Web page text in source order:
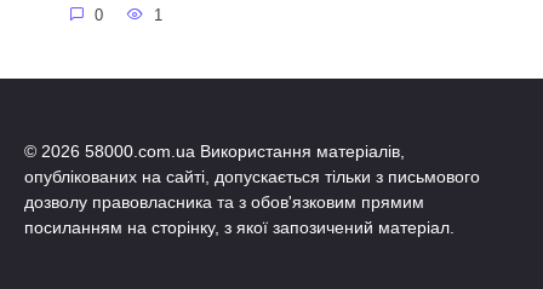
0 1
© 2026 58000.com.ua Використання матеріалів,
опублікованих на сайті, допускається тільки з письмового
дозволу правовласника та з обов'язковим прямим
посиланням на сторінку, з якої запозичений матеріал.